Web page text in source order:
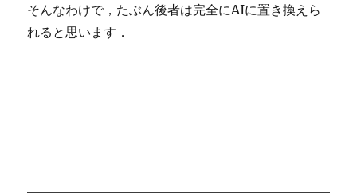
そんなわけで，たぶん後者は完全にAIに置き換えら
れると思います．